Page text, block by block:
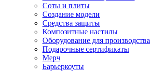
Соты и плиты
Создание модели
Средства защиты
Композитные настилы
Оборудование для производства
Подарочные сертификаты
Мерч
Барьеркоуты